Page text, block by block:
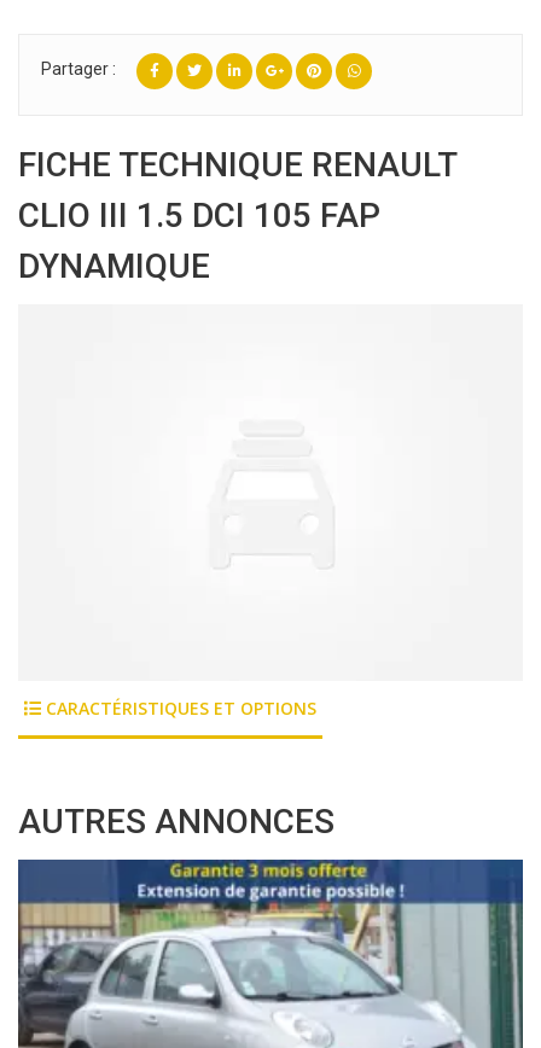
Partager :
FICHE TECHNIQUE RENAULT
CLIO III 1.5 DCI 105 FAP
DYNAMIQUE
CARACTÉRISTIQUES ET OPTIONS
AUTRES ANNONCES